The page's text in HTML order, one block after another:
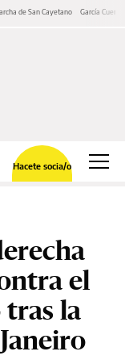
de San Cayetano García Cuerva
Hacete socia/o
el
la